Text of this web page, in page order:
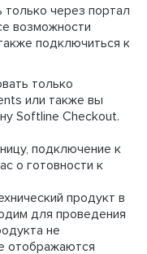
только через портал
возможности
подключиться к
только
или также вы
Softline Checkout.
подключение к
о готовности к
продукт в
для проведения
не
отображаются